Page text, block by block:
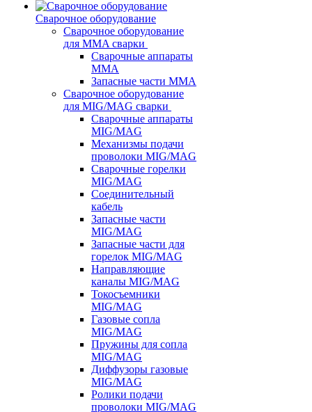
Сварочное оборудование
Сварочное оборудование
для MMA сварки
Сварочные аппараты
MMA
Запасные части MMA
Сварочное оборудование
для MIG/MAG сварки
Сварочные аппараты
MIG/MAG
Механизмы подачи
проволоки MIG/MAG
Сварочные горелки
MIG/MAG
Соединительный
кабель
Запасные части
MIG/MAG
Запасные части для
горелок MIG/MAG
Направляющие
каналы MIG/MAG
Токосъемники
MIG/MAG
Газовые сопла
MIG/MAG
Пружины для сопла
MIG/MAG
Диффузоры газовые
MIG/MAG
Ролики подачи
проволоки MIG/MAG